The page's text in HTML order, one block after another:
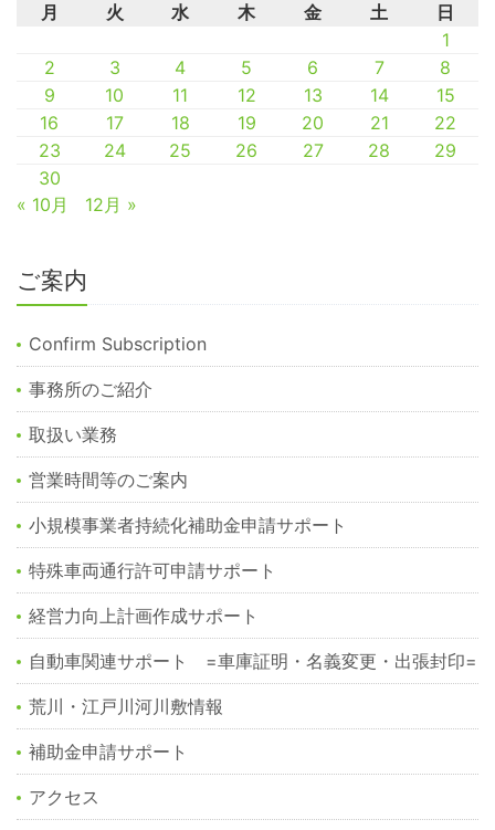
月
火 水 木 金 土
日
1
2
3 4 5 6 7
8
9
10 11 12 13 14
15
16
17 18 19 20 21
22
23
24 25 26 27 28
29
30
« 10月
12月 »
ご案内
Confirm Subscription
事務所のご紹介
取扱い業務
営業時間等のご案内
小規模事業者持続化補助金申請サポート
特殊車両通行許可申請サポート
経営力向上計画作成サポート
自動車関連サポート =車庫証明・名義変更・出張封印=
荒川・江戸川河川敷情報
補助金申請サポート
アクセス